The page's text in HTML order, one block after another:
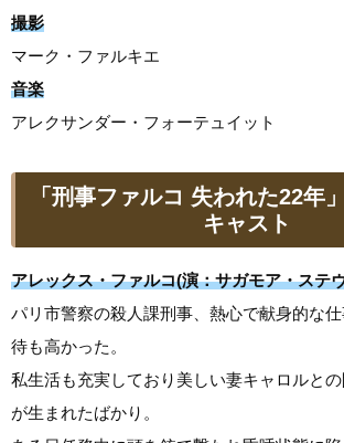
撮影
マーク・ファルキエ
音楽
アレクサンダー・フォーテュイット
「刑事ファルコ 失われた22年
キャスト
アレックス・ファルコ(演：サガモア・ステ
パリ市警察の殺人課刑事、熱心で献身的な
待も高かった。
私生活も充実しており美しい妻キャロルと
が生まれたばかり。